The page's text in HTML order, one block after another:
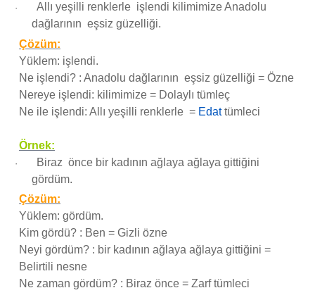
·
Allı yeşilli renklerle işlendi kilimimize Anadolu
dağlarının eşsiz güzelliği.
Çözüm:
Yüklem: işlendi.
Ne işlendi? : Anadolu dağlarının eşsiz güzelliği = Özne
Nereye işlendi: kilimimize = Dolaylı tümleç
Ne ile işlendi: Allı yeşilli renklerle = Edattümleci
Örnek:
·
Biraz önce bir kadının ağlaya ağlaya gittiğini
gördüm.
Çözüm:
Yüklem: gördüm.
Kim gördü? : Ben = Gizli özne
Neyi gördüm? : bir kadının ağlaya ağlaya gittiğini =
Belirtili nesne
Ne zaman gördüm? : Biraz önce = Zarf tümleci